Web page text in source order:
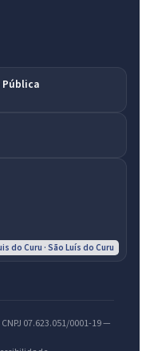
do Curu · São Luís do Curu
07.623.051/0001-19 —